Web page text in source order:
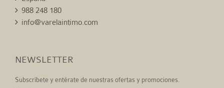
988 248 180
info@varelaintimo.com
NEWSLETTER
Subscríbete y entérate de nuestras ofertas y promociones.